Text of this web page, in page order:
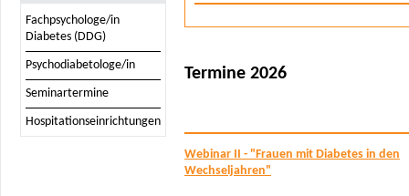
Fachpsychologe/in
Diabetes (DDG)
Psychodiabetologe/in
Seminartermine
Hospitationseinrichtungen
Termine 2026
Webinar II - "Frauen mit Diabetes in den
Wechseljahren"